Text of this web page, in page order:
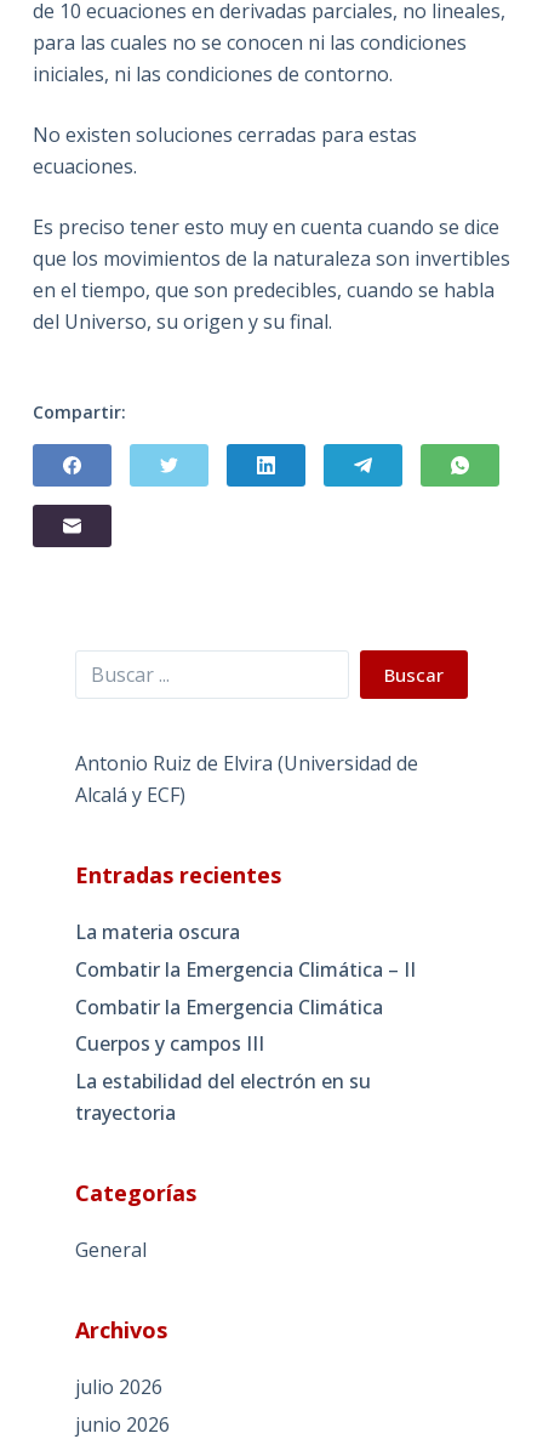
de 10 ecuaciones en derivadas parciales, no lineales,
para las cuales no se conocen ni las condiciones
iniciales, ni las condiciones de contorno.
No existen soluciones cerradas para estas
ecuaciones.
Es preciso tener esto muy en cuenta cuando se dice
que los movimientos de la naturaleza son invertibles
en el tiempo, que son predecibles, cuando se habla
del Universo, su origen y su final.
Compartir:
Buscar Buscar
Antonio Ruiz de Elvira (Universidad de
Alcalá y ECF)
Entradas recientes
La materia oscura
Combatir la Emergencia Climática – II
Combatir la Emergencia Climática
Cuerpos y campos III
La estabilidad del electrón en su
trayectoria
Categorías
General
Archivos
julio 2026
junio 2026